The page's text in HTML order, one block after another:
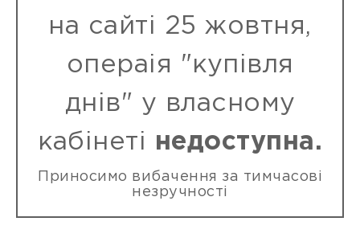
на сайті 25 жовтня,
операія "купівля
днів" у власному
кабінеті недоступна.
Приносимо вибачення за тимчасові
незручності